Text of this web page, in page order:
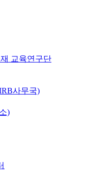
교육연구단
사무국)
)